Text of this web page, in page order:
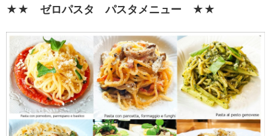
★★ ゼロパスタ パスタメニュー ★★